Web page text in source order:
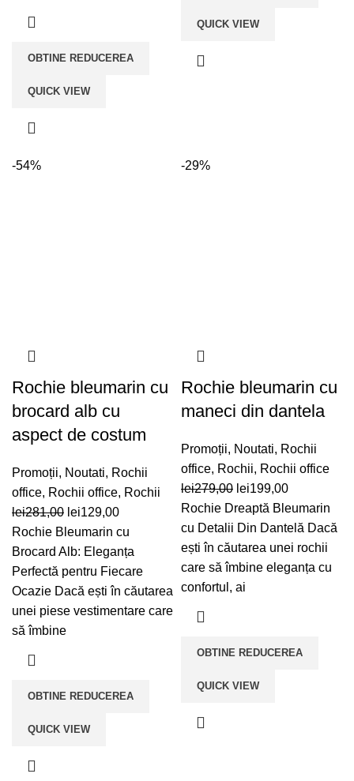
OBTINE REDUCEREA
QUICK VIEW
QUICK VIEW
-54%
Rochie bleumarin cu
brocard alb cu
aspect de costum
Promoții, Noutati, Rochii
office, Rochii office, Rochii
lei281,00 Prețul
inițial
a
fost:
lei281,00.
lei129,00Prețul
curent
este:
lei129,00.
Rochie Bleumarin cu
Brocard Alb: Eleganța
Perfectă pentru Fiecare
Ocazie Dacă ești în căutarea
unei piese vestimentare care
să îmbine
OBTINE REDUCEREA
QUICK VIEW
-29%
Rochie bleumarin cu
maneci din dantela
Promoții, Noutati, Rochii
office, Rochii, Rochii office
lei279,00 Prețul
inițial
a
fost:
lei279,00.
lei199,00Prețul
curent
este:
lei199,00.
Rochie Dreaptă Bleumarin
cu Detalii Din Dantelă Dacă
ești în căutarea unei rochii
care să îmbine eleganța cu
confortul, ai
OBTINE REDUCEREA
QUICK VIEW